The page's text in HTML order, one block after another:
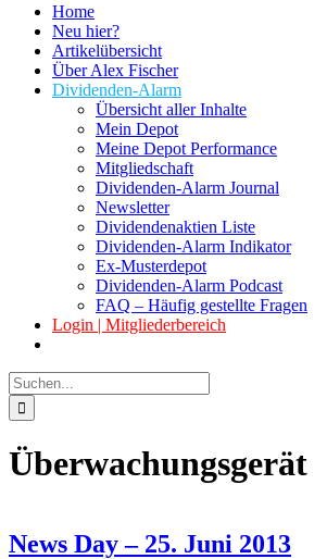
Home
Neu hier?
Artikelübersicht
Über Alex Fischer
Dividenden-Alarm
Übersicht aller Inhalte
Mein Depot
Meine Depot Performance
Mitgliedschaft
Dividenden-Alarm Journal
Newsletter
Dividendenaktien Liste
Dividenden-Alarm Indikator
Ex-Musterdepot
Dividenden-Alarm Podcast
FAQ – Häufig gestellte Fragen
Login | Mitgliederbereich
Suche
nach:
Überwachungsgerät
News Day – 25. Juni 2013